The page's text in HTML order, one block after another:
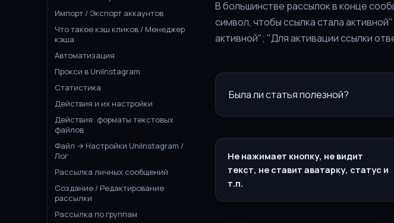
Импорт / Экспорт аккаунтов
Что такое кэш кликов / Менеджер
кэша
Автоматизация
Прокси в UniInstagram
Статистика
Действия и их настройки
Действия: форматы текстовых
файлов
Файл → Настройки UniInstagram /
Лог
Рассылка личных сообщений
Создание / Редактирование
рассылки
Рассылка по группам
В большинстве рассылок в конце
символ, чтобы ссылка стала
активной"; "Для активации ссылки
Была ли статья полезной?
Не нажимает кнопку, не видит
текст, не ставит аватарку, статус и
т.п.